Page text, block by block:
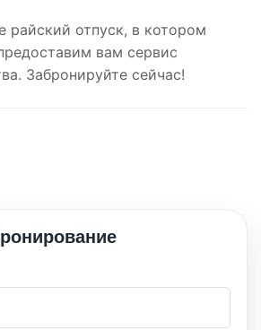
райский отпуск, в котором
вам сервис
Забронируйте сейчас!